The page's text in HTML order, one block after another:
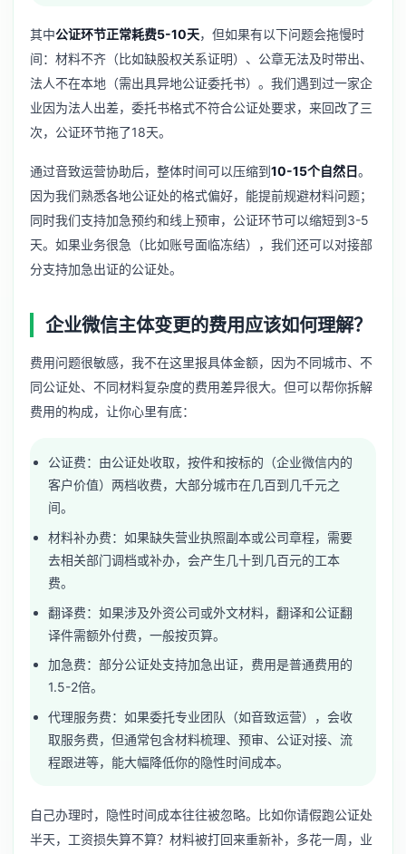
其中公证环节正常耗费5-10天，但如果有以下问题会拖慢时
间：材料不齐（比如缺股权关系证明）、公章无法及时带出、
法人不在本地（需出具异地公证委托书）。我们遇到过一家企
业因为法人出差，委托书格式不符合公证处要求，来回改了三
次，公证环节拖了18天。
通过音致运营协助后，整体时间可以压缩到10-15个自然日。
因为我们熟悉各地公证处的格式偏好，能提前规避材料问题；
同时我们支持加急预约和线上预审，公证环节可以缩短到3-5
天。如果业务很急（比如账号面临冻结），我们还可以对接部
分支持加急出证的公证处。
企业微信主体变更的费用应该如何理解？
费用问题很敏感，我不在这里报具体金额，因为不同城市、不
同公证处、不同材料复杂度的费用差异很大。但可以帮你拆解
费用的构成，让你心里有底：
公证费：由公证处收取，按件和按标的（企业微信内的
客户价值）两档收费，大部分城市在几百到几千元之
间。
材料补办费：如果缺失营业执照副本或公司章程，需要
去相关部门调档或补办，会产生几十到几百元的工本
费。
翻译费：如果涉及外资公司或外文材料，翻译和公证翻
译件需额外付费，一般按页算。
加急费：部分公证处支持加急出证，费用是普通费用的
1.5-2倍。
代理服务费：如果委托专业团队（如音致运营），会收
取服务费，但通常包含材料梳理、预审、公证对接、流
程跟进等，能大幅降低你的隐性时间成本。
自己办理时，隐性时间成本往往被忽略。比如你请假跑公证处
半天，工资损失算不算？材料被打回来重新补，多花一周，业